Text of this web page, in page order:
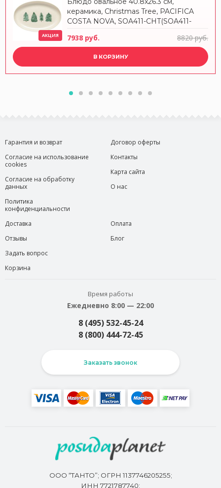
АКЦИЯ
керамика, Christmas Tree, PACIFICA
COSTA NOVA, SOA411-CHT(SOA411-
7938 руб. 8820 руб.
В КОРЗИНУ
Гарантия и возврат
Согласие на использование
cookies
Согласие на обработку
данных
Политика
конфиденциальности
Договор оферты
Контакты
Карта сайта
О нас
Доставка
Отзывы
Задать вопрос
Корзина
Оплата
Блог
Время работы
Ежедневно 8:00 — 22:00
8 (495) 532-45-24
8 (800) 444-72-45
Заказать звонок
ООО “ТАНТО”; ОГРН 1137746205255;
ИНН 7721787740;